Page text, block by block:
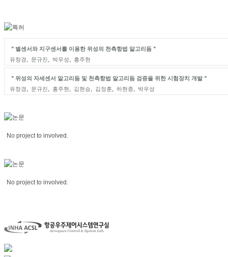
＂별센서와 지구센서를 이용한 위성의 천측항법 알고리듬＂
유창경, 문규진, 박우성, 홍주현
＂위성의 자세센서 알고리듬 및 천측항법 알고리듬 검증을 위한 시험장치 개발＂
유창경, 문규진, 홍주현, 김현승, 김정훈, 하현종, 박우성
No project to involved.
No project to involved.